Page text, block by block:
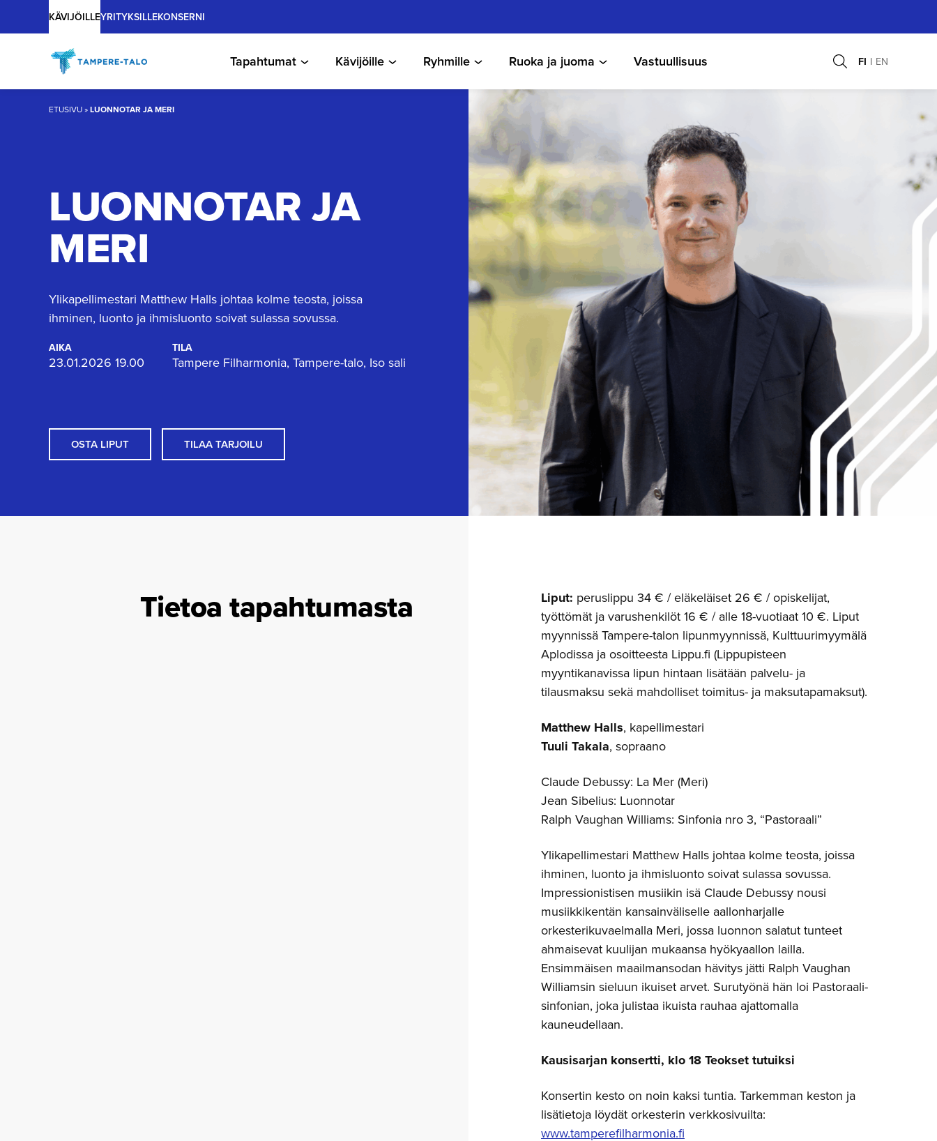
Main
KÄVIJÖILLE
Tapahtumat Kävijöille Ryhmille Ruoka ja juoma Vastuullisuus
YRITYKSILLEKONSERNI
FI EN
ETUSIVU»LUONNOTAR JA MERI
LUONNOTAR JA
MERI
Ylikapellimestari Matthew Halls johtaa kolme teosta, joissa
ihminen, luonto ja ihmisluonto soivat sulassa sovussa.
AIKA
23.01.2026 19.00
TILA
Tampere Filharmonia, Tampere-talo, Iso sali
OSTA LIPUT TILAA TARJOILU
Tietoa tapahtumasta Liput: peruslippu 34 € / eläkeläiset 26 € / opiskelijat,
työttömät ja varushenkilöt 16 € / alle 18-vuotiaat 10 €. Liput
myynnissä Tampere-talon lipunmyynnissä, Kulttuurimyymälä
Aplodissa ja osoitteesta Lippu.fi (Lippupisteen
myyntikanavissa lipun hintaan lisätään palvelu- ja
tilausmaksu sekä mahdolliset toimitus- ja maksutapamaksut).
Matthew Halls, kapellimestari
Tuuli Takala, sopraano
Claude Debussy: La Mer (Meri)
Jean Sibelius: Luonnotar
Ralph Vaughan Williams: Sinfonia nro 3, “Pastoraali”
Ylikapellimestari Matthew Halls johtaa kolme teosta, joissa
ihminen, luonto ja ihmisluonto soivat sulassa sovussa.
Impressionistisen musiikin isä Claude Debussy nousi
musiikkikentän kansainväliselle aallonharjalle
orkesterikuvaelmalla Meri, jossa luonnon salatut tunteet
ahmaisevat kuulijan mukaansa hyökyaallon lailla.
Ensimmäisen maailmansodan hävitys jätti Ralph Vaughan
Williamsin sieluun ikuiset arvet. Surutyönä hän loi Pastoraali-
sinfonian, joka julistaa ikuista rauhaa ajattomalla
kauneudellaan.
Kausisarjan konsertti, klo 18 Teokset tutuiksi
Konsertin kesto on noin kaksi tuntia. Tarkemman keston ja
lisätietoja löydät orkesterin verkkosivuilta:
www.tamperefilharmonia.fi